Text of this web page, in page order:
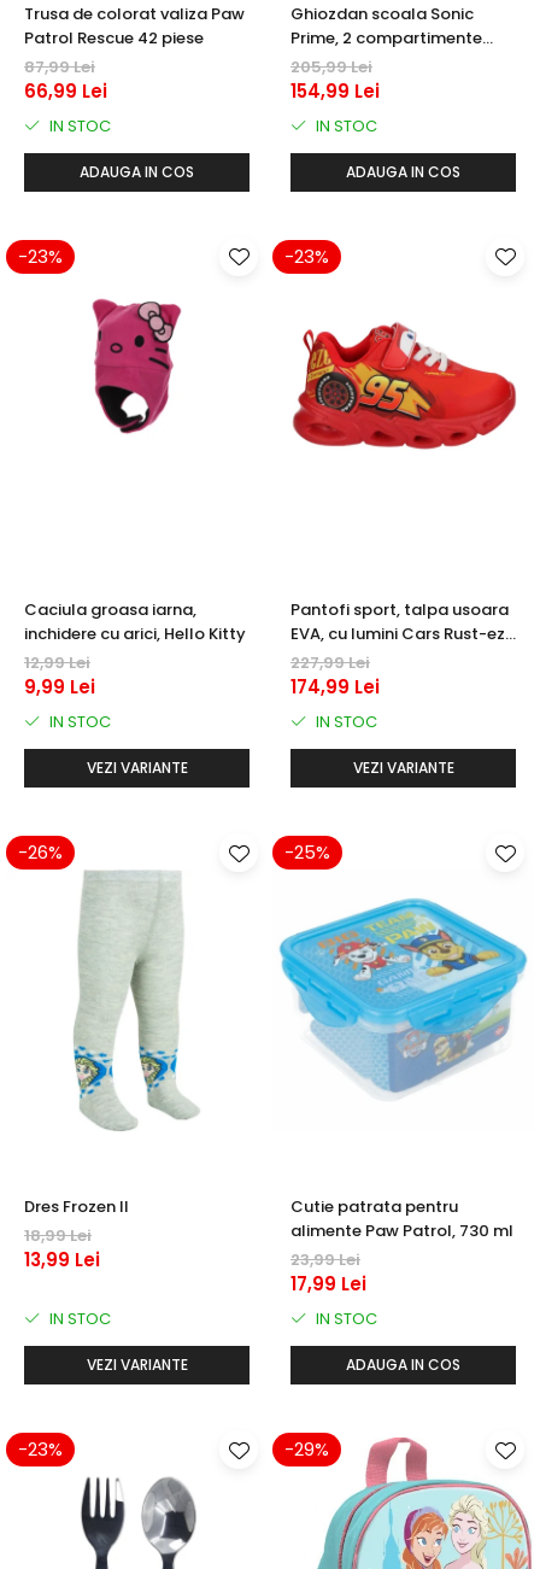
Trusa de colorat valiza Paw
Patrol Rescue 42 piese
87,99 Lei
66,99 Lei
IN STOC
ADAUGA IN COS
Ghiozdan scoala Sonic
Prime, 2 compartimente
42x32x15 cm
205,99 Lei
154,99 Lei
IN STOC
ADAUGA IN COS
-23%
Caciula groasa iarna,
inchidere cu arici, Hello Kitty
12,99 Lei
9,99 Lei
IN STOC
VEZI VARIANTE
-23%
Pantofi sport, talpa usoara
EVA, cu lumini Cars Rust-eze
95
227,99 Lei
174,99 Lei
IN STOC
VEZI VARIANTE
-26%
Dres Frozen II
18,99 Lei
13,99 Lei
IN STOC
VEZI VARIANTE
-25%
Cutie patrata pentru
alimente Paw Patrol, 730 ml
23,99 Lei
17,99 Lei
IN STOC
ADAUGA IN COS
-23% -29%